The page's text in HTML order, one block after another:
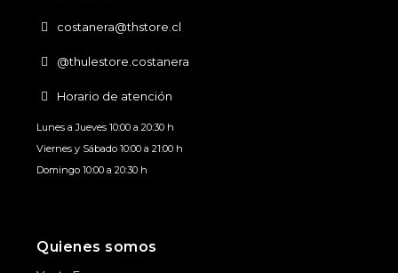
costanera@thstore.cl
@thulestore.costanera
Horario de atención
Lunes a Jueves 10:00 a 20:30 h
Viernes y Sábado 10:00 a 21:00 h
Domingo 10:00 a 20:30 h
Quienes somos